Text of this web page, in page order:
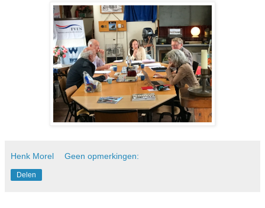
Henk Morel Geen opmerkingen:
Delen